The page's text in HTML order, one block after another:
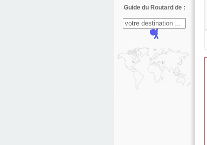
Guide du Routard de :